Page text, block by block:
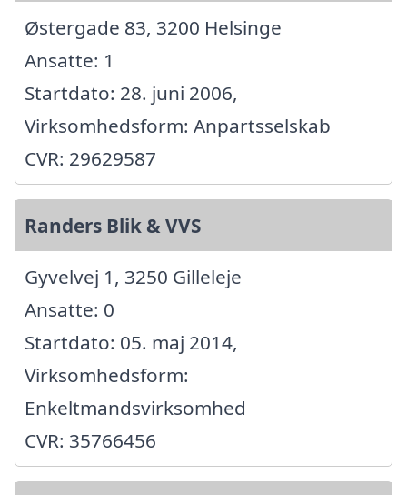
Østergade 83, 3200 Helsinge
Ansatte: 1
Startdato: 28. juni 2006,
Virksomhedsform: Anpartsselskab
CVR: 29629587
Randers Blik & VVS
Gyvelvej 1, 3250 Gilleleje
Ansatte: 0
Startdato: 05. maj 2014,
Virksomhedsform:
Enkeltmandsvirksomhed
CVR: 35766456